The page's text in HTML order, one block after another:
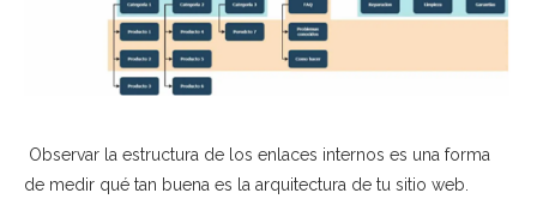
Observar la estructura de los enlaces internos es una forma
de medir qué tan buena es la arquitectura de tu sitio web.